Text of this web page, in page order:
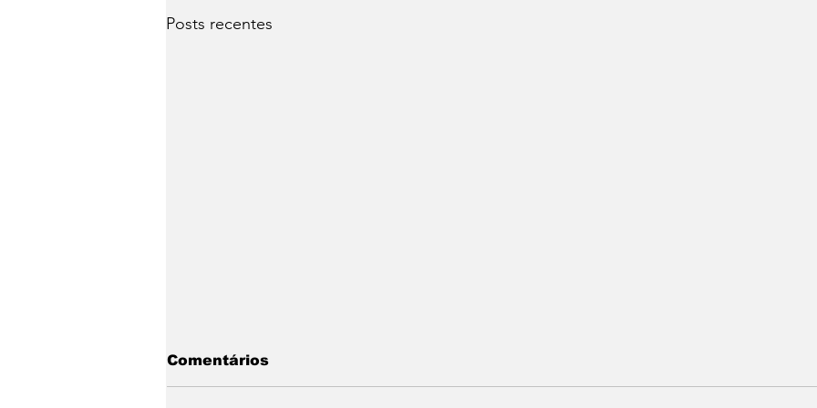
Posts recentes
Teste — Postagem
automática (07/07/2026,
15:18:57)
Comentários